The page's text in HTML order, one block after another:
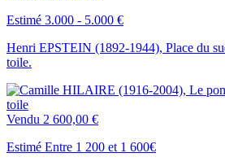
Estimé 3.000 - 5.000 €
Henri EPSTEIN (1892-1944), Place du
toile.
Vendu 2 600,00 €
Estimé Entre 1 200 et 1 600€